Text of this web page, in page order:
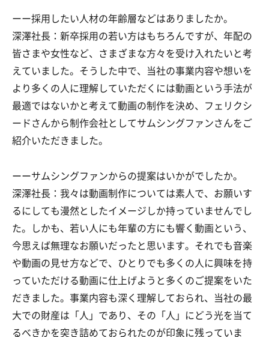
ーー採用したい人材の年齢層などはありましたか。
深澤社長：新卒採用の若い方はもちろんですが、年配の
皆さまや女性など、さまざまな方々を受け入れたいと考
えていました。そうした中で、当社の事業内容や想いを
より多くの人に理解していただくには動画という手法が
最適ではないかと考えて動画の制作を決め、フェリクシ
ードさんから制作会社としてサムシングファンさんをご
紹介いただきました。
ーーサムシングファンからの提案はいかがでしたか。
深澤社長：我々は動画制作については素人で、お願いす
るにしても漫然としたイメージしか持っていませんでし
た。しかも、若い人にも年輩の方にも響く動画という、
今思えば無理なお願いだったと思います。それでも音楽
や動画の見せ方などで、ひとりでも多くの人に興味を持
っていただける動画に仕上げようと多くのご提案をいた
だきました。事業内容も深く理解しておられ、当社の最
大での財産は「人」であり、その「人」にどう光を当て
るべきかを突き詰めておられたのが印象に残っていま